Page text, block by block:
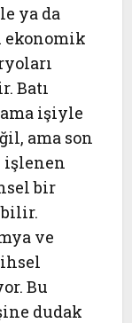
ya da
ekonomik
Batı
işiyle
ama son
işlenen
bir
ve
Bu
dudak